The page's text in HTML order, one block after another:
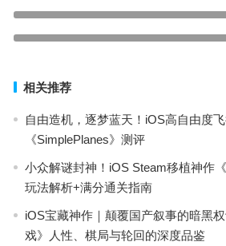
相关推荐
自由造机，逐梦蓝天！iOS高自由度
《SimplePlanes》测评
小众解谜封神！iOS Steam移植神作
玩法解析+满分通关指南
iOS宝藏神作｜颠覆国产叙事的暗黑
戏》人性、棋局与轮回的深度品鉴